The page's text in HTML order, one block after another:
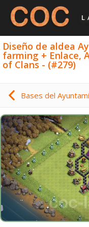
Diseño de aldea
farming + Enlace,
of Clans - (#279)
Bases del